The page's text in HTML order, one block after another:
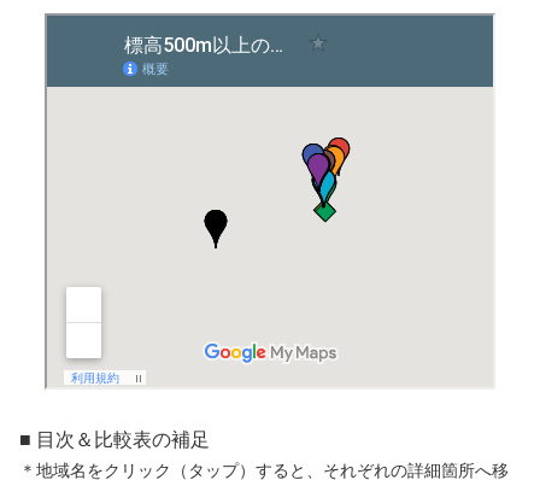
■ 目次＆比較表の補足
＊地域名をクリック（タップ）すると、それぞれの詳細箇所へ移